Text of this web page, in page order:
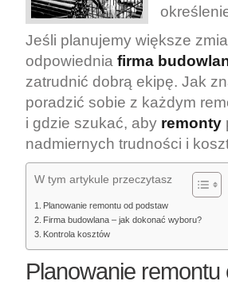
Jeśli planujemy większe
odpowiednia firma
zatrudnić dobrą ekipę. Jak
poradzić sobie z każdym
i gdzie szukać, aby remonty
nadmiernych trudności i
W tym artykule przeczytasz
Planowanie remontu od podstaw
Firma budowlana – jak dokonać wyboru?
Kontrola kosztów
Planowanie